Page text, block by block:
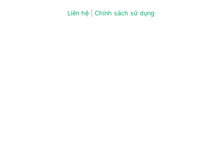
Liên hệ Chính sách sử dụng